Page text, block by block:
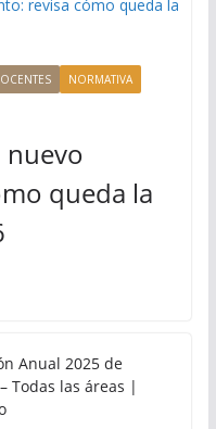
NORMATIVA
nuevo
queda la
Anual 2025 de
Todas las áreas |